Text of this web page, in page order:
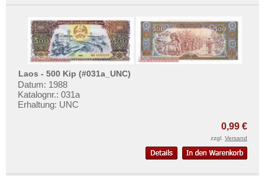
Thailand
Timor
Turkmenistan
Usbekistan
Vereinigte Arabische Emirate
Widerrufsbelehrung
Liefer- und Versandkosten
AGB
Impressum
Laos - 500 Kip (#031a_UNC)
Datum: 1988
Katalognr.: 031a
Erhaltung: UNC
0,99 €
zzgl. Versand